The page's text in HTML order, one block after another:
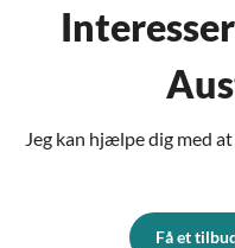
Jeg kan hjælpe dig med
Få et